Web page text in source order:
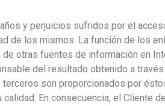
y perjuicios sufridos por el
de los mismos. La función de los
otras fuentes de información en
del resultado obtenido a
son proporcionados por
En consecuencia, el Cliente